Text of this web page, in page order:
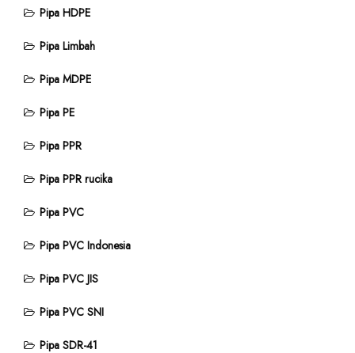
Pipa HDPE
Pipa Limbah
Pipa MDPE
Pipa PE
Pipa PPR
Pipa PPR rucika
Pipa PVC
Pipa PVC Indonesia
Pipa PVC JIS
Pipa PVC SNI
Pipa SDR-41